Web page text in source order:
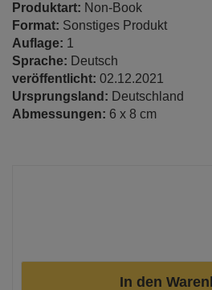
Produktart: Non-Book
Format: Sonstiges Produkt
Auflage: 1
Sprache: Deutsch
veröffentlicht: 02.12.2021
Ursprungsland: Deutschland
Abmessungen: 6 x 8 cm
In den